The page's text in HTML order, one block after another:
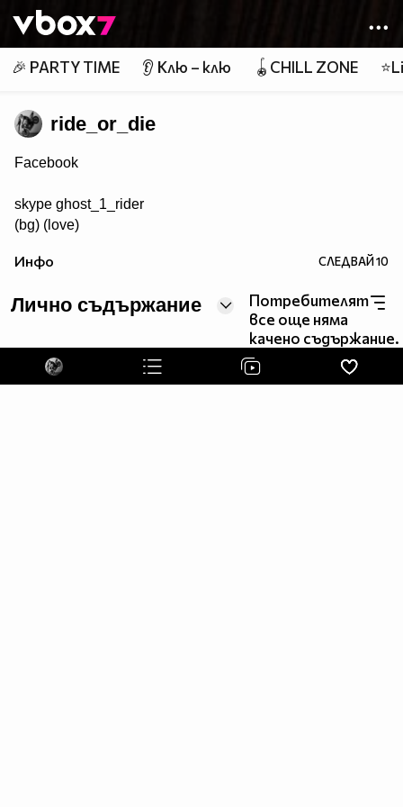
👾
🎉 PARTY TIME 👂 Клю – клю 🪀CHILL ZONE
ride_or_die
Facebook
skype ghost_1_rider
(bg) (love)
Инфо СЛЕДВАЙ10
Лично съдържание
Потребителят
все още няма
качено съдържание.